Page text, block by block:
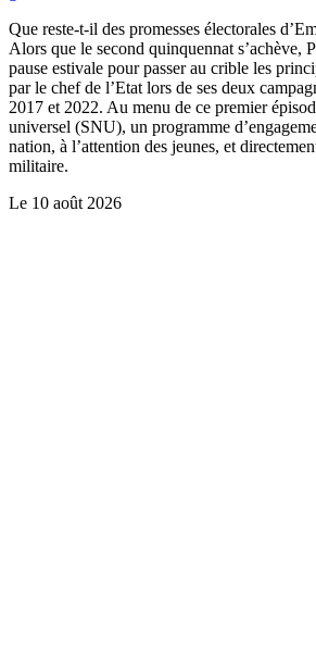
Que reste-t-il des promesses électorales
Alors que le second quinquennat s’achève,
pause estivale pour passer au crible les
par le chef de l’Etat lors de ses deux
2017 et 2022. Au menu de ce premier
universel (SNU), un programme
nation, à l’attention des jeunes, et
militaire.
Le 10 août 2026